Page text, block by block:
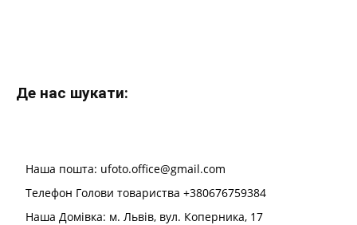
Де нас шукати:
Наша пошта: ufoto.office@gmail.com
Телефон Голови товариства +380676759384
Наша Домівка: м. Львів, вул. Коперника, 17